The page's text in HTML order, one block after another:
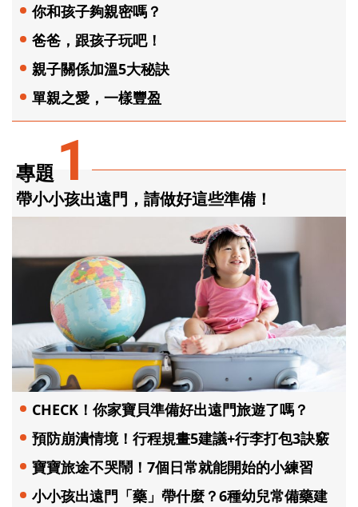
專題 1
帶小小孩出遠門，請做好這些準備！
CHECK！你家寶貝準備好出遠門旅遊了嗎？
預防崩潰情境！行程規畫5建議+行李打包3訣竅
寶寶旅途不哭鬧！7個日常就能開始的小練習
小小孩出遠門「藥」帶什麼？6種幼兒常備藥建
你和孩子夠親密嗎？
爸爸，跟孩子玩吧！
親子關係加溫5大秘訣
單親之愛，一樣豐盈